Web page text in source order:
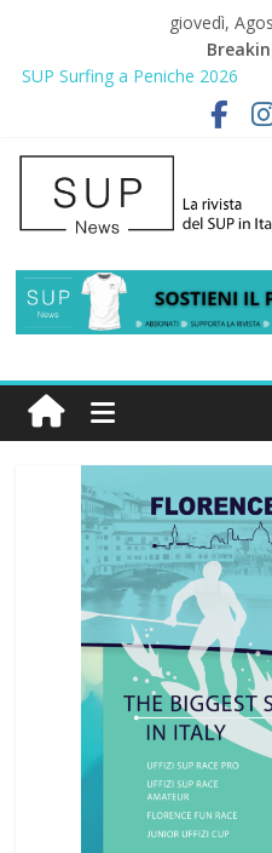
giovedì,
SUP Surfing a Peniche 2026
AirSUP a Gallico: prima storica
Gallico Paddle Fest 2026: sul
del SUP
Porto Selvaggio, a lezione di
prevenzione
2° Urban Sup Trophy: la regata